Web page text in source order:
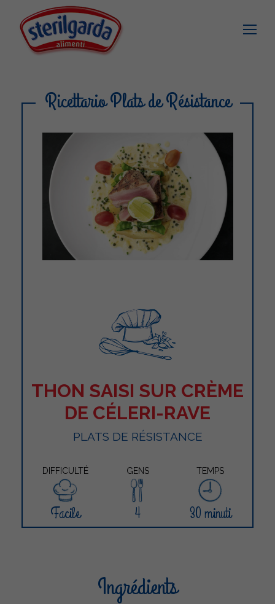
Ricettario Plats de Résistance
THON SAISI SUR CRÈME
DE CÉLERI-RAVE
PLATS DE RÉSISTANCE
DIFFICULTÉ GENS TEMPS
Facile 4 30 minuti
Ingrédients